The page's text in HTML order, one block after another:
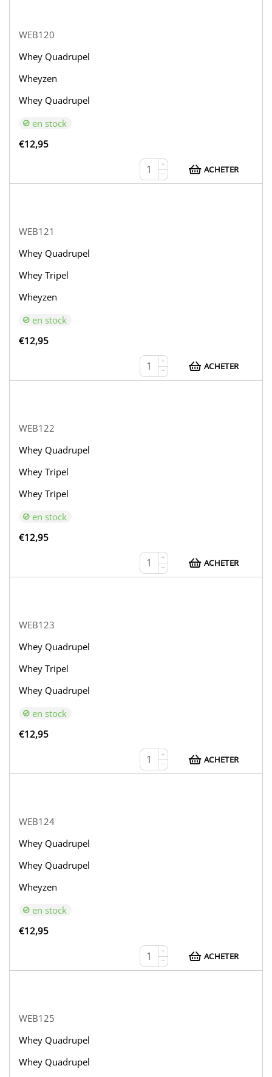
WEB120
Whey Quadrupel
Wheyzen
Whey Quadrupel
en stock
€12,95
+
−
ACHETER
WEB121
Whey Quadrupel
Whey Tripel
Wheyzen
en stock
€12,95
+
−
ACHETER
WEB122
Whey Quadrupel
Whey Tripel
Whey Tripel
en stock
€12,95
+
−
ACHETER
WEB123
Whey Quadrupel
Whey Tripel
Whey Quadrupel
en stock
€12,95
+
−
ACHETER
WEB124
Whey Quadrupel
Whey Quadrupel
Wheyzen
en stock
€12,95
+
−
ACHETER
WEB125
Whey Quadrupel
Whey Quadrupel